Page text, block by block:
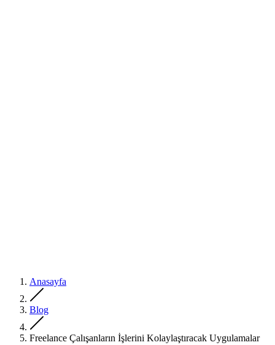
Anasayfa
Blog
Freelance Çalışanların İşlerini Kolaylaştıracak Uygulamalar